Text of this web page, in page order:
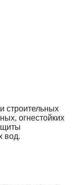
строительных
огнестойких
вод.